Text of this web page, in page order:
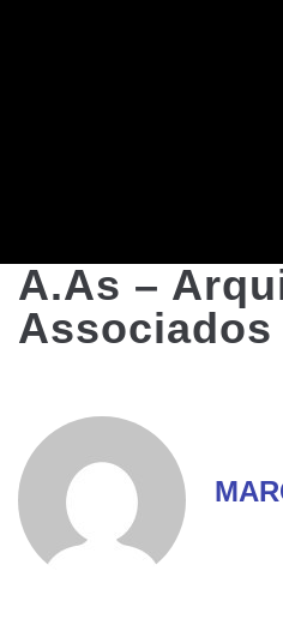
A.As –
Associados